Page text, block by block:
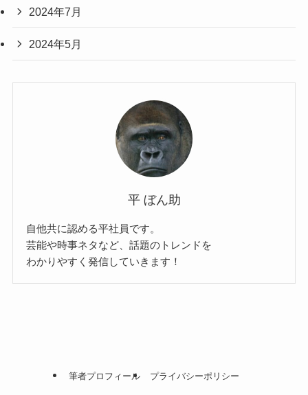
2024年7月
2024年5月
平 ぼん助
自他共に認める平社員です。
芸能や時事ネタなど、話題のトレンドを
わかりやすく発信していきます！
筆者プロフィール プライバシーポリシー